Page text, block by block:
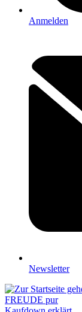
Anmelden
Newsletter
FREUDE pur